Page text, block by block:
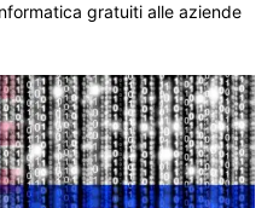
gratuiti alle aziende